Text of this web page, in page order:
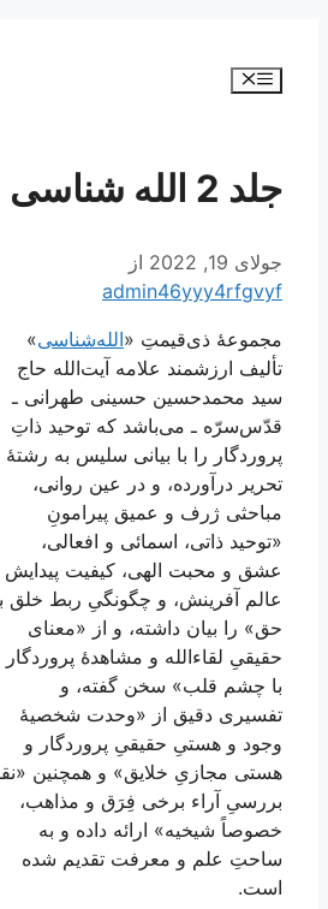
فهرست
جلد 2 الله شناسی
جولای 19, 2022
از
admin46yyy4rfgvyf
مجموعۀ ذی‌قیمتِ « الله‌شناسی »
تألیف ارزشمند علامه آیت‌الله حاج
سید محمد‌حسین حسینی طهرانی ـ
قدّس‌سرّه ـ می‌باشد که توحید ذاتِ
پروردگار را با بیانی سلیس به رشتۀ
تحریر درآورده، و در عین روانی،
مباحثی ژرف و عمیق پیرامونِ
«توحید ذاتی، اسمائی و افعالی،
عشق و محبت الهی، کیفیت پیدایش
عالم آفرینش، و چگونگیِ ربط خلق با
حق» را بیان داشته، و از «معنای
حقیقیِ لقاء‌الله و مشاهدۀ پروردگار
با چشم قلب» سخن گفته، و
تفسیری دقیق از «وحدت شخصیۀ
وجود و هستیِ حقیقیِ پروردگار و
هستی مجازیِ خلایق» و همچنین «نقد
بررسیِ آراء برخی فِرَق و مذاهب،
خصوصاً شیخیه» ارائه داده و به
ساحتِ علم و معرفت تقدیم شده
است.